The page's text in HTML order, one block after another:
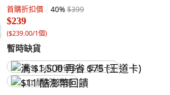
首購折扣價 40%$399
$239
($239.00/1個)
暫時缺貨
满 $1,500 再省 $75 (王道卡)
$11 酷澎幣回饋